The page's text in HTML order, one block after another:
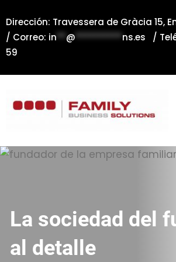
al
contenido
Dirección: Travessera de Gràcia 15,
/ Correo: in**@**********ns.es /
59
La sociedad del
al detalle